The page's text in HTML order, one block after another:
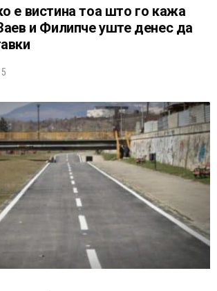
е вистина тоа што го кажа
и Филипче уште денес да